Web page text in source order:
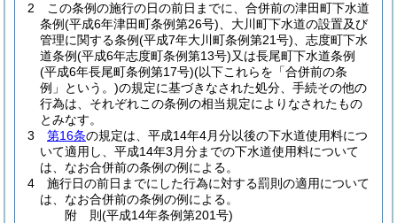
2
この条例の施行の日の前日までに、合併前の津田町下水道
条例(平成6年津田町条例第26号) 、大川町下水道の設置及び
管理に関する条例(平成7年大川町条例第21号) 、志度町下水
道条例(平成6年志度町条例第13号)又は長尾町下水道条例
(平成6年長尾町条例第17号)(以下これらを「合併前の条
例」という。)の規定に基づきなされた処分、手続その他の
行為は、それぞれこの条例の相当規定によりなされたもの
とみなす。
3
第16条の規定は、平成14年4月分以後の下水道使用料につ
いて適用し、平成14年3月分までの下水道使用料について
は、なお合併前の条例の例による。
4
施行日の前日までにした行為に対する罰則の適用について
は、なお合併前の条例の例による。
附 則(平成14年条例第201号)